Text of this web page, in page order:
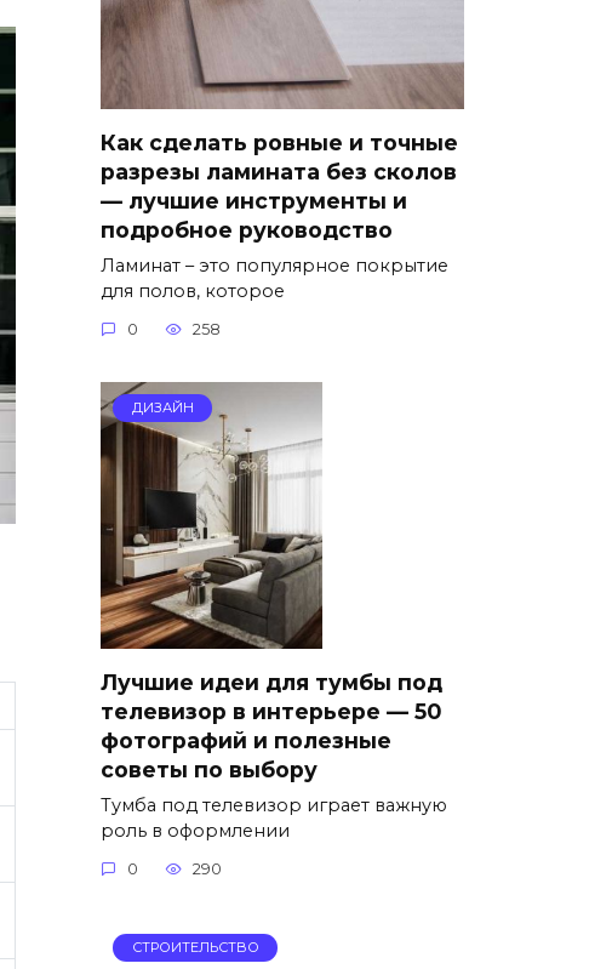
Как сделать ровные и точные
разрезы ламината без сколов
— лучшие инструменты и
подробное руководство
Ламинат – это популярное покрытие
для полов, которое
0 258
ДИЗАЙН
Лучшие идеи для тумбы под
телевизор в интерьере — 50
фотографий и полезные
советы по выбору
Тумба под телевизор играет важную
роль в оформлении
0 290
СТРОИТЕЛЬСТВО